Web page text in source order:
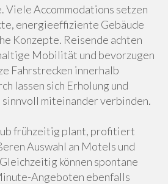
Viele Accommodations setzen
energieeffiziente Gebäude
Konzepte. Reisende achten
Mobilität und bevorzugen
Fahrstrecken innerhalb
lassen sich Erholung und
miteinander verbinden.
frühzeitig plant, profitiert
Auswahl an Motels und
können spontane
Angeboten ebenfalls